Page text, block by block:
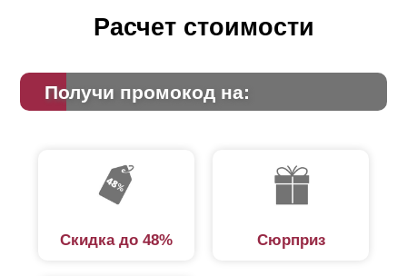
Расчет стоимости
Получи промокод на:
Скидка до 48% Сюрприз